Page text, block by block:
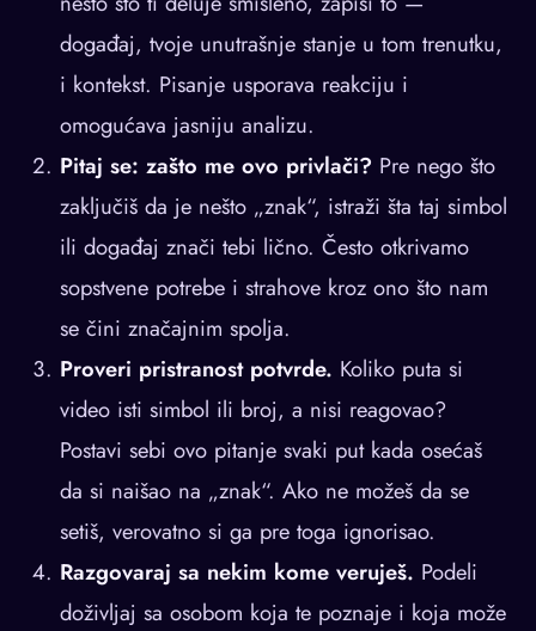
događaj, tvoje unutrašnje stanje u tom trenutku,
i kontekst. Pisanje usporava reakciju i
omogućava jasniju analizu.
Pitaj se: zašto me ovo privlači? Pre nego što
zaključiš da je nešto „znak“, istraži šta taj simbol
ili događaj znači tebi lično. Često otkrivamo
sopstvene potrebe i strahove kroz ono što nam
se čini značajnim spolja.
Proveri pristranost potvrde. Koliko puta si
video isti simbol ili broj, a nisi reagovao?
Postavi sebi ovo pitanje svaki put kada osećaš
da si naišao na „znak“. Ako ne možeš da se
setiš, verovatno si ga pre toga ignorisao.
Razgovaraj sa nekim kome veruješ. Podeli
doživljaj sa osobom koja te poznaje i koja može